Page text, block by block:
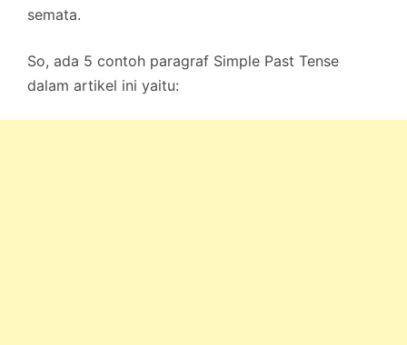
semata.
So, ada 5 contoh paragraf Simple Past Tense
dalam artikel ini yaitu: